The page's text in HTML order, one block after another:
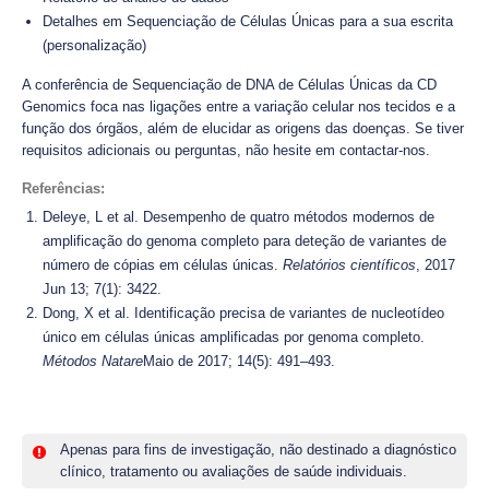
Detalhes em Sequenciação de Células Únicas para a sua escrita
(personalização)
A conferência de Sequenciação de DNA de Células Únicas da CD
Genomics foca nas ligações entre a variação celular nos tecidos e a
função dos órgãos, além de elucidar as origens das doenças. Se tiver
requisitos adicionais ou perguntas, não hesite em contactar-nos.
Referências:
Deleye, L et al. Desempenho de quatro métodos modernos de
amplificação do genoma completo para deteção de variantes de
número de cópias em células únicas. Relatórios científicos, 2017
Jun 13; 7(1): 3422.
Dong, X et al. Identificação precisa de variantes de nucleotídeo
único em células únicas amplificadas por genoma completo.
Métodos NatareMaio de 2017; 14(5): 491–493.
Apenas para fins de investigação, não destinado a diagnóstico
clínico, tratamento ou avaliações de saúde individuais.